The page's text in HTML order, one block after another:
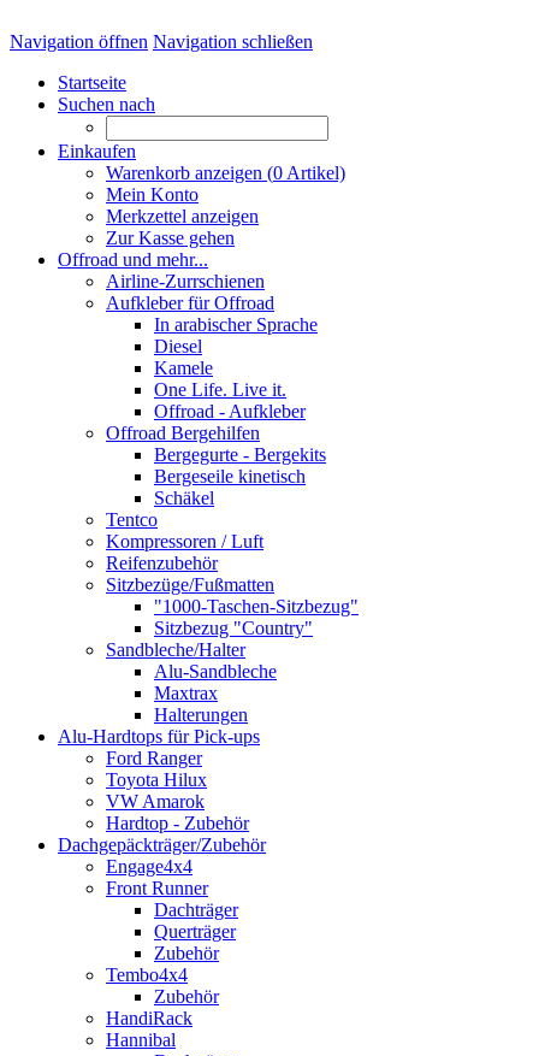
Navigation öffnen Navigation schließen
Startseite
Suchen nach
Einkaufen
Warenkorb anzeigen (0 Artikel)
Mein Konto
Merkzettel anzeigen
Zur Kasse gehen
Offroad und mehr...
Airline-Zurrschienen
Aufkleber für Offroad
In arabischer Sprache
Diesel
Kamele
One Life. Live it.
Offroad - Aufkleber
Offroad Bergehilfen
Bergegurte - Bergekits
Bergeseile kinetisch
Schäkel
Tentco
Kompressoren / Luft
Reifenzubehör
Sitzbezüge/Fußmatten
"1000-Taschen-Sitzbezug"
Sitzbezug "Country"
Sandbleche/Halter
Alu-Sandbleche
Maxtrax
Halterungen
Alu-Hardtops für Pick-ups
Ford Ranger
Toyota Hilux
VW Amarok
Hardtop - Zubehör
Dachgepäckträger/Zubehör
Engage4x4
Front Runner
Dachträger
Querträger
Zubehör
Tembo4x4
Zubehör
HandiRack
Hannibal